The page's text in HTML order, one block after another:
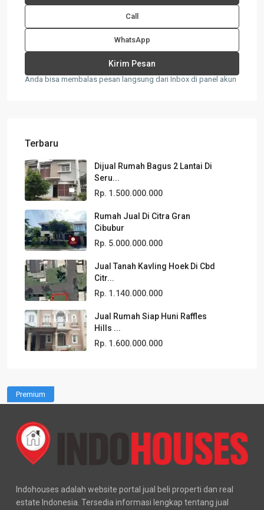
Call
WhatsApp
Anda bisa membalas pesan langsung dari Inbox di panel akun
Terbaru
Dijual Rumah Bagus 2 Lantai Di
Seru...
Rp. 1.500.000.000
Rumah Jual Di Citra Gran
Cibubur
Rp. 5.000.000.000
Jual Tanah Kavling Hoek Di Cbd
Citr...
Rp. 1.140.000.000
Jual Rumah Siap Huni Raffles
Hills ...
Rp. 1.600.000.000
Premium
Indohouses adalah website portal jual beli properti dan real
estate Indonesia. Tersedia informasi lengkap tentang jual